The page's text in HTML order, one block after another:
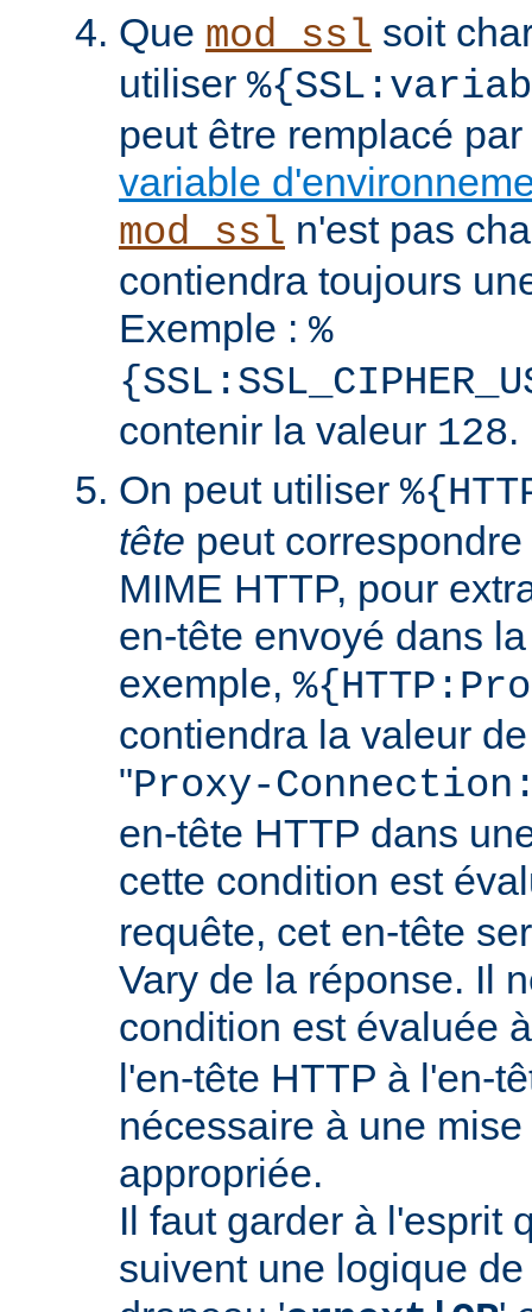
Que mod_ssl soit
utiliser
peut être remplacé
variable
mod_ssl n'est pas
contiendra toujours
Exemple : %
contenir la valeur 128.
On peut utiliser
tête peut
MIME HTTP, pour
en-tête envoyé dans
exemple,
contiendra la valeur
"Proxy-
en-tête HTTP dans
cette condition est
requête, cet en-tête
Vary de la réponse. Il
condition est évaluée
l'en-tête HTTP à l'en-
nécessaire à une
appropriée.
Il faut garder à l'esprit
suivent une logique